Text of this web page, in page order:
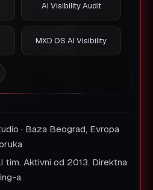
AI Visibility Audit
MXD OS AI Visibility
· Baza Beograd, Evropa
tim. Aktivni od 2013. Direktna
a.